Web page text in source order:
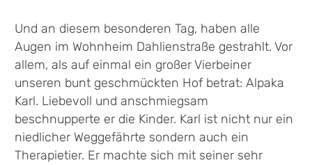
Und an diesem besonderen Tag, haben alle
Augen im Wohnheim Dahlienstraße gestrahlt. Vor
allem, als auf einmal ein großer Vierbeiner
unseren bunt geschmückten Hof betrat: Alpaka
Karl. Liebevoll und anschmiegsam
beschnupperte er die Kinder. Karl ist nicht nur ein
niedlicher Weggefährte sondern auch ein
Therapietier. Er machte sich mit seiner sehr